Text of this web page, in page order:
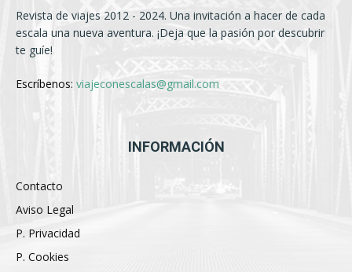
Revista de viajes 2012 - 2024. Una invitación a hacer de cada
escala una nueva aventura. ¡Deja que la pasión por descubrir
te guíe!
Escríbenos: viajeconescalas@gmail.com
INFORMACIÓN
Contacto
Aviso Legal
P. Privacidad
P. Cookies